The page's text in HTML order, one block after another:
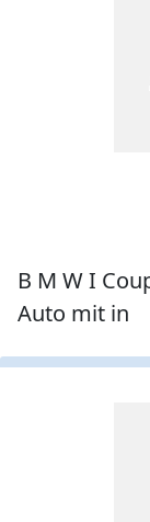
B M W I
Auto mit in